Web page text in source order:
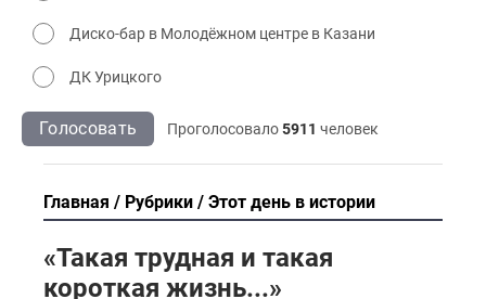
Диско-бар в Молодёжном центре в Казани
ДК Урицкого
Голосовать Проголосовало5911 человек
Главная Рубрики Этот день в истории
«Такая трудная и такая
короткая жизнь...»